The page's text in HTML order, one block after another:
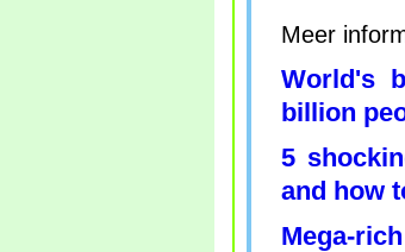
Meer
World's
billion
5
and how
Mega-